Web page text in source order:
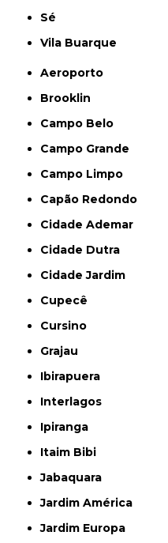
Sé
Vila Buarque
Aeroporto
Brooklin
Campo Belo
Campo Grande
Campo Limpo
Capão Redondo
Cidade Ademar
Cidade Dutra
Cidade Jardim
Cupecê
Cursino
Grajau
Ibirapuera
Interlagos
Ipiranga
Itaim Bibi
Jabaquara
Jardim América
Jardim Europa